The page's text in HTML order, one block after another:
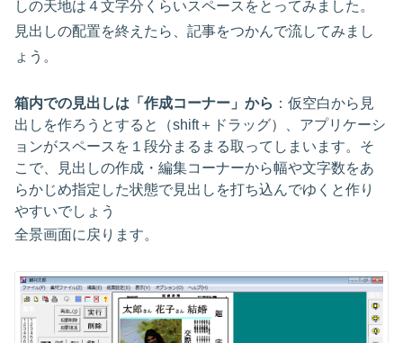
しの天地は４文字分くらいスペースをとってみました。
見出しの配置を終えたら、記事をつかんで流してみまし
ょう。
箱内での見出しは「作成コーナー」から ：仮空白から見
出しを作ろうとすると（shift＋ドラッグ）、アプリケーシ
ョンがスペースを１段分まるまる取ってしまいます。そ
こで、見出しの作成・編集コーナーから幅や文字数をあ
らかじめ指定した状態で見出しを打ち込んでゆくと作り
やすいでしょう
全景画面に戻ります。